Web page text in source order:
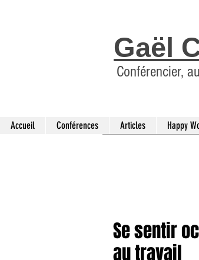
Gaël
Conférencier,
Accueil Conférences Articles Happy
Se sentir
au travail